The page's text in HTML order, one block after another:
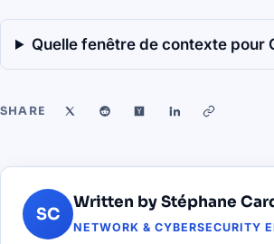
Quelle fenêtre de contexte pour
SHARE
SC
Written by Stéphane
NETWORK & CYBERSECURITY